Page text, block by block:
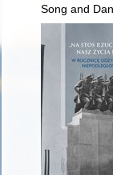
Song and